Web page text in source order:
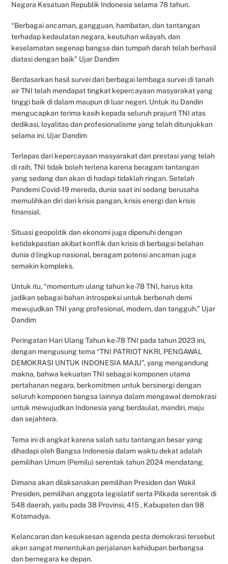
Negara Kesatuan Republik Indonesia selama 78 tahun.
“Berbagai ancaman, gangguan, hambatan, dan tantangan
terhadap kedaulatan negara, keutuhan wilayah, dan
keselamatan segenap bangsa dan tumpah darah telah berhasil
diatasi dengan baik” Ujar Dandim
Berdasarkan hasil survei dari berbagai lembaga survei di tanah
air TNI telah mendapat tingkat kepercayaan masyarakat yang
tinggi baik di dalam maupun di luar negeri. Untuk itu Dandin
mengucapkan terima kasih kepada seluruh prajurit TNI atas
dedikasi, loyalitas dan profesionalisme yang telah ditunjukkan
selama ini. Ujar Dandim
Terlepas dari kepercayaan masyarakat dan prestasi yang telah
di raih, TNI tidak boleh terlena karena beragam tantangan
yang sedang dan akan di hadapi tidaklah ringan. Setelah
Pandemi Covid-19 mereda, dunia saat ini sedang berusaha
memulihkan diri dari krisis pangan, krisis energi dan krisis
finansial.
Situasi geopolitik dan ekonomi juga dipenuhi dengan
ketidakpastian akibat konflik dan krisis di berbagai belahan
dunia d lingkup nasional, beragam potensi ancaman juga
semakin kompleks.
Untuk itu, “momentum ulang tahun ke-78 TNI, harus kita
jadikan sebagai bahan introspeksi untuk berbenah demi
mewujudkan TNI yang profesional, modern, dan tangguh.” Ujar
Dandim
Peringatan Hari Ulang Tahun ke-78 TNI pada tahun 2023 ini,
dengan mengusung tema “TNI PATRIOT NKRI, PENGAWAL
DEMOKRASI UNTUK INDONESIA MAJU”, yang mengandung
makna, bahwa kekuatan TNI sebagai komponen utama
pertahanan negara, berkomitmen untuk bersinergi dengan
seluruh komponen bangsa lainnya dalam mengawal demokrasi
untuk mewujudkan Indonesia yang berdaulat, mandiri, maju
dan sejahtera.
Tema ini di angkat karena salah satu tantangan besar yang
dihadapi oleh Bangsa Indonesia dalam waktu dekat adalah
pemilihan Umum (Pemilu) serentak tahun 2024 mendatang.
Dimana akan dilaksanakan pemilihan Presiden dan Wakil
Presiden, pemilihan anggota legislatif serta Pilkada serentak di
548 daerah, yaitu pada 38 Provinsi, 415 , Kabupaten dan 98
Kotamadya.
Kelancaran dan kesuksesan agenda pesta demokrasi tersebut
akan sangat menentukan perjalanan kehidupan berbangsa
dan bernegara ke depan.